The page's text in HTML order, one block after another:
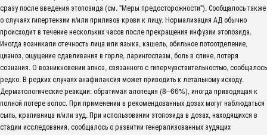
сразу после введения этопозида (см. "Меры предосторожности"). Сообщалось также
о случаях гипертензии и/или приливов крови к лицу. Нормализация АД обычно
происходит в течение нескольких часов после прекращения инфузии этопозида.
Иногда возникали отечность лица или языка, кашель, обильное потоотделение,
цианоз, ощущение сдавливания в горле, ларингоспазм, боль в спине, потеря
сознания. О возникновении апноэ, связанного с гиперчувствительностью, сообщалось
редко. В редких случаях анафилаксия может приводить к летальному исходу.
Дерматологические реакции: обратимая алопеция (8–66%), иногда приводящая к
полной потере волос. При применении в рекомендованных дозах могут наблюдаться
сыпь, крапивница и/или зуд. При использовании этопозида в дозах, находящихся в
стадии исследования, сообщалось о развитии генерализованных зудящих